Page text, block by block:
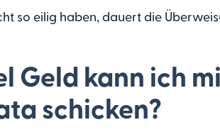
so eilig haben, dauert die
Geld kann ich
schicken?